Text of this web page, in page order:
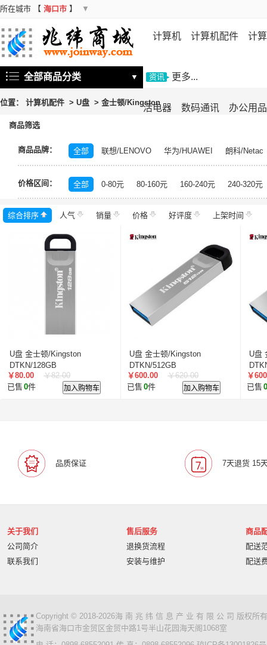
所在城市 【 海口市 】 ▼
计算机 计算机配件 计
机 存储设备
活电器 数码通讯 办公用品
全部商品分类 ▼ 资讯 更多...
位置： 计算机配件 > U盘 > 金士顿/Kingston
商品筛选
商品品牌： 全部 联想/LENOVO 华为/HUAWEI 朗科/Netac
价格区间： 全部 0-80元 80-160元 160-240元 240-320元
综合排序 人气 销量 价格 好评度 上架时间
U盘 金士顿/Kingston
DTKN/128GB
￥80.00
￥82.00
已售 0件 加入购物车
U盘 金士顿/Kingston
DTKN/512GB
￥600.00
￥620.00
已售 0件 加入购物车
U盘
￥
已售 0
品质保证 7天退货 15
关于我们
公司简介
联系我们
售后服务
退换货流程
安装与维护
商品
配送
配送
Copyright © 2018-2026海 南 兆 纬 信 息 产 业 有 限 公 司 版权所
海南省海口市金贸区金贸中路1号半山花园海天阁1068室